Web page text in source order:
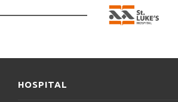
ανθρώπου έχει τη δική του
που κινητοποιεί κάθε παιδοχειρουργό
με την ποδηλασία, το τένις, παίζει
HOSPITAL